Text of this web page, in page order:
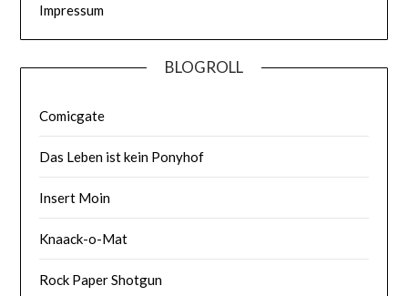
Impressum
BLOGROLL
Comicgate
Das Leben ist kein Ponyhof
Insert Moin
Knaack-o-Mat
Rock Paper Shotgun